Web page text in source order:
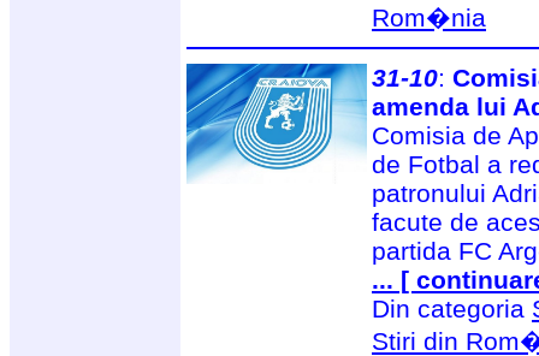
Rom�nia
31-10:
amenda lui
Comisia de
de Fotbal a
patronului
facute de
partida FC
... [
Din categoria
Stiri din